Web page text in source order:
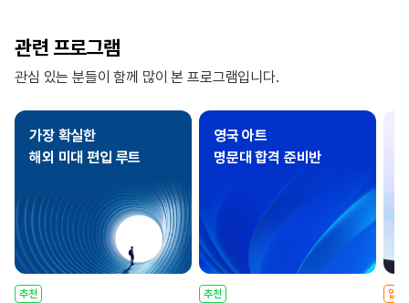
관련 프로그램
관심 있는 분들이 함께 많이 본 프로그램입니다.
가장 확실한
해외 미대 편입 루트
추천
영국 아트
명문대 합격 준비반
추천 압도